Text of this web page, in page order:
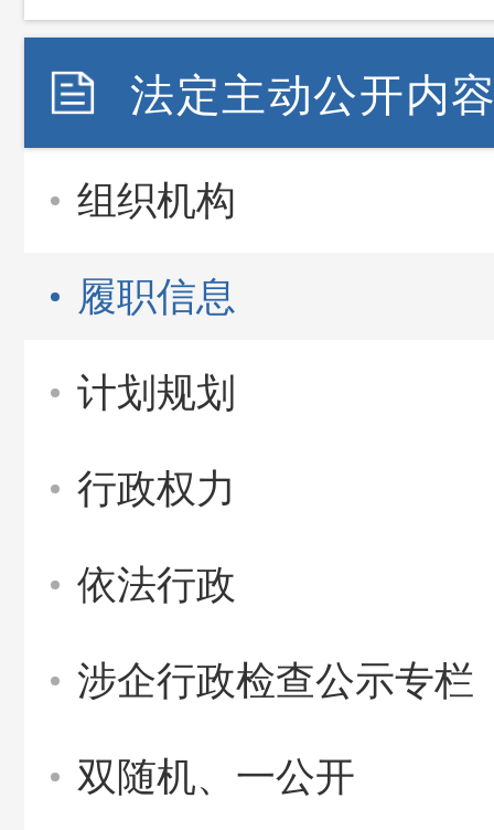
法定主动公开内
组织机构
履职信息
计划规划
行政权力
依法行政
涉企行政检查公示专栏
双随机、一公开